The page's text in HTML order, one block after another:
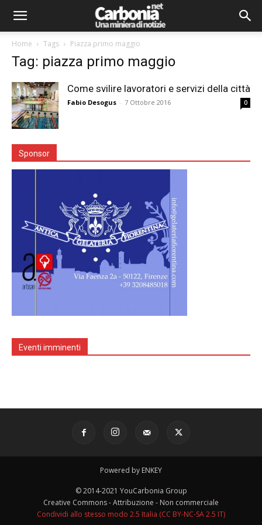
Home Tags Piazza primo maggio
Tag: piazza primo maggio
Come svilire lavoratori e servizi della città
Fabio Desogus - 7 Ottobre 2016 0
Sponsor
Eventi imminenti
Powered by ENKEY
© 2014-2021 YouCarbonia Group
Creative Commons - Attribuzione - Non commerciale
Condividi allo stesso modo 2.5 Italia (CC BY-NC-SA 2.5 IT)